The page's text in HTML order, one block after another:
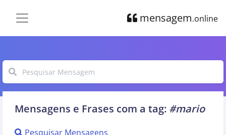
mensagem.online
Mensagens e Frases com a tag: #mario
Pesquisar Mensagens